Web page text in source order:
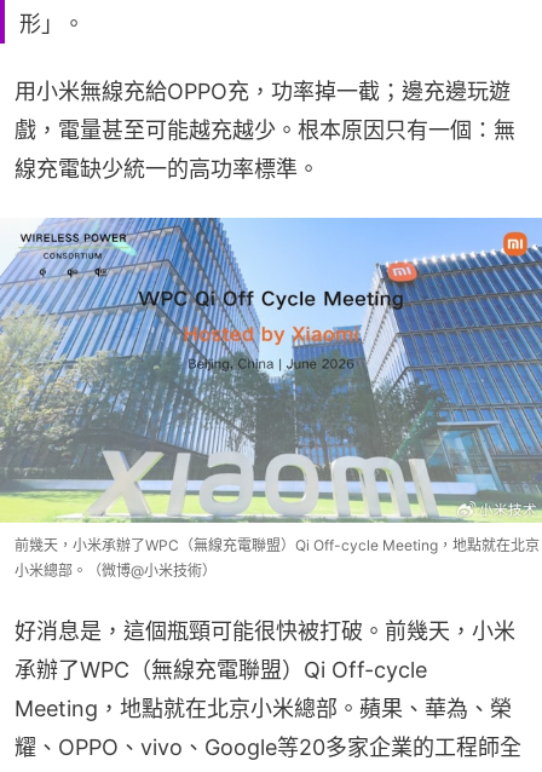
形」。
用小米無線充給OPPO充，功率掉一截；邊充邊玩遊
戲，電量甚至可能越充越少。根本原因只有一個：無
線充電缺少統一的高功率標準。
前幾天，小米承辦了WPC（無線充電聯盟）Qi Off-cycle Meeting，地點就在北京
小米總部。（微博@小米技術）
好消息是，這個瓶頸可能很快被打破。前幾天，小米
承辦了WPC（無線充電聯盟）Qi Off-cycle
Meeting，地點就在北京小米總部。蘋果、華為、榮
耀、OPPO、vivo、Google等20多家企業的工程師全